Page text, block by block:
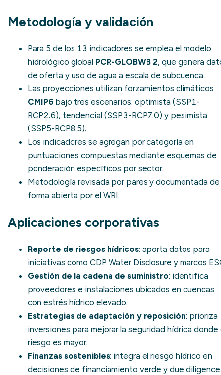
Metodología y validación
Para 5 de los 13 indicadores se emplea el modelo
hidrológico global PCR-GLOBWB 2, que genera
de oferta y uso de agua a escala de subcuenca.
Las proyecciones utilizan forzamientos climáticos
CMIP6 bajo tres escenarios: optimista (SSP1-
RCP2.6), tendencial (SSP3-RCP7.0) y pesimista
(SSP5-RCP8.5).
Los indicadores se agregan por categoría en
puntuaciones compuestas mediante esquemas de
ponderación específicos por sector.
Metodología revisada por pares y documentada de
forma abierta por el WRI.
Aplicaciones corporativas
Reporte de riesgos hídricos: aporta datos para
iniciativas como CDP Water Disclosure y marcos
Gestión de la cadena de suministro: identifica
proveedores e instalaciones ubicados en cuencas
con estrés hídrico elevado.
Estrategias de adaptación y reposición: prioriza
inversiones para mejorar la seguridad hídrica donde
riesgo es mayor.
Finanzas sostenibles: integra el riesgo hídrico en
decisiones de financiamiento verde y due diligence.